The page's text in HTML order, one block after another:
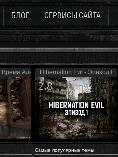
БЛОГ СЕРВИСЫ САЙТА
Время АльянсаHibernation Evil - Эпизод I
2.8
Самые популярные темы